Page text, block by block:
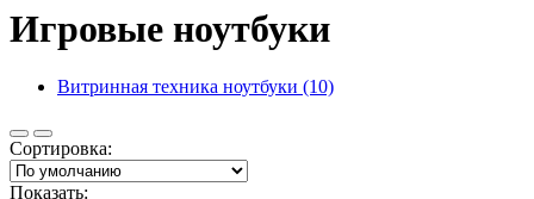
Игровые ноутбуки
Витринная техника ноутбуки (10)
Сортировка:
Показать: